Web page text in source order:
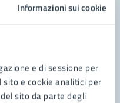
Informazioni sui cookie
e di sessione per
e cookie analitici per
sito da parte degli